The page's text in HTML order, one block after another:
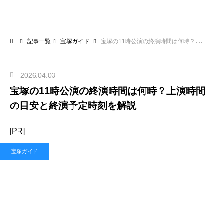
記事一覧 宝塚ガイド 宝塚の11時公演の終演時間は何時？上演時間の目安と終演予定時刻を解説
2026.04.03
宝塚の11時公演の終演時間は何時？上演時間
の目安と終演予定時刻を解説
[PR]
宝塚ガイド